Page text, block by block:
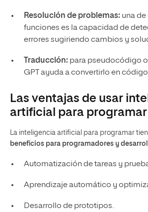
Resolución de problemas: una
funciones es la capacidad de
errores sugiriendo cambios y
Traducción: para pseudocódigo
GPT ayuda a convertirlo en código
Las ventajas de usar
artificial para programar
La inteligencia artificial para programar
beneficios para programadores y
Automatización de tareas y
Aprendizaje automático y
Desarrollo de prototipos.